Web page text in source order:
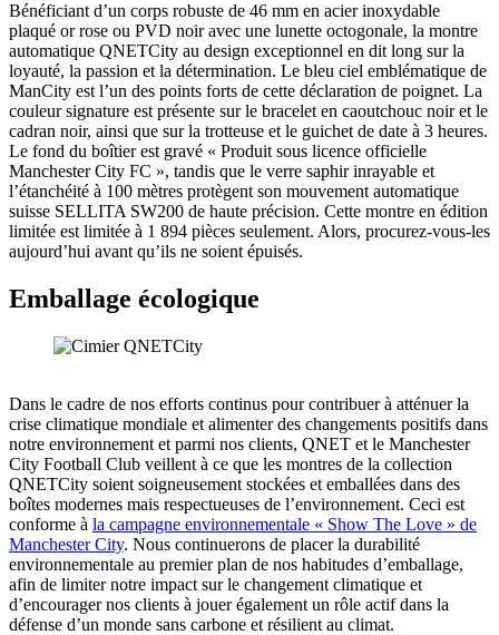
Bénéficiant d’un corps robuste de 46 mm en acier inoxydable
plaqué or rose ou PVD noir avec une lunette octogonale, la montre
automatique QNETCity au design exceptionnel en dit long sur la
loyauté, la passion et la détermination. Le bleu ciel emblématique de
ManCity est l’un des points forts de cette déclaration de poignet. La
couleur signature est présente sur le bracelet en caoutchouc noir et le
cadran noir, ainsi que sur la trotteuse et le guichet de date à 3 heures.
Le fond du boîtier est gravé « Produit sous licence officielle
Manchester City FC », tandis que le verre saphir inrayable et
l’étanchéité à 100 mètres protègent son mouvement automatique
suisse SELLITA SW200 de haute précision. Cette montre en édition
limitée est limitée à 1 894 pièces seulement. Alors, procurez-vous-les
aujourd’hui avant qu’ils ne soient épuisés.
Emballage écologique
Dans le cadre de nos efforts continus pour contribuer à atténuer la
crise climatique mondiale et alimenter des changements positifs dans
notre environnement et parmi nos clients, QNET et le Manchester
City Football Club veillent à ce que les montres de la collection
QNETCity soient soigneusement stockées et emballées dans des
boîtes modernes mais respectueuses de l’environnement. Ceci est
conforme à la campagne environnementale « Show The Love » de
Manchester City. Nous continuerons de placer la durabilité
environnementale au premier plan de nos habitudes d’emballage,
afin de limiter notre impact sur le changement climatique et
d’encourager nos clients à jouer également un rôle actif dans la
défense d’un monde sans carbone et résilient au climat.